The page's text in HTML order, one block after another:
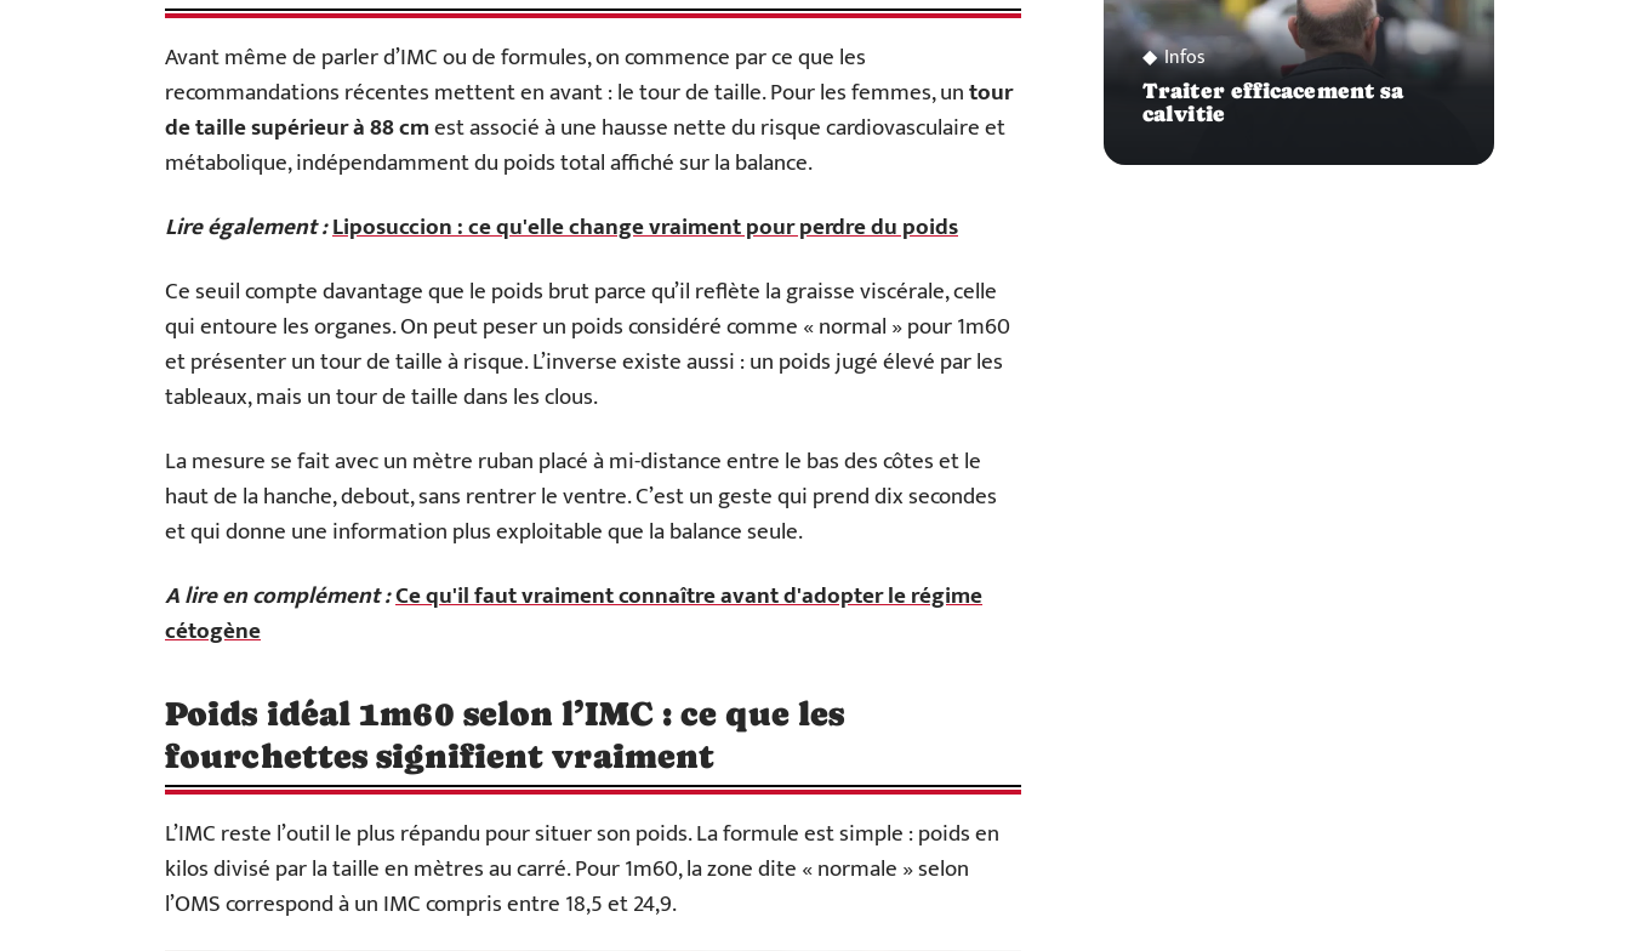
Avant même de parler d’IMC ou de formules, on commence par ce que les
recommandations récentes mettent en avant : le tour de taille. Pour les femmes, untour
de taille supérieur à 88 cmest associé à une hausse nette du risque cardiovasculaire et
métabolique, indépendamment du poids total affiché sur la balance.
Lire également :Liposuccion : ce qu'elle change vraiment pour perdre du poids
Ce seuil compte davantage que le poids brut parce qu’il reflète la graisse viscérale, celle
qui entoure les organes. On peut peser un poids considéré comme « normal » pour 1m60
et présenter un tour de taille à risque. L’inverse existe aussi : un poids jugé élevé par les
tableaux, mais un tour de taille dans les clous.
La mesure se fait avec un mètre ruban placé à mi-distance entre le bas des côtes et le
haut de la hanche, debout, sans rentrer le ventre. C’est un geste qui prend dix secondes
et qui donne une information plus exploitable que la balance seule.
A lire en complément :Ce qu'il faut vraiment connaître avant d'adopter le régime
cétogène
Poids idéal 1m60 selon l’IMC : ce que les
fourchettes signifient vraiment
L’IMC reste l’outil le plus répandu pour situer son poids. La formule est simple : poids en
kilos divisé par la taille en mètres au carré. Pour 1m60, la zone dite « normale » selon
l’OMS correspond à un IMC compris entre 18,5 et 24,9.
Infos
Traiter efficacement sa
calvitie